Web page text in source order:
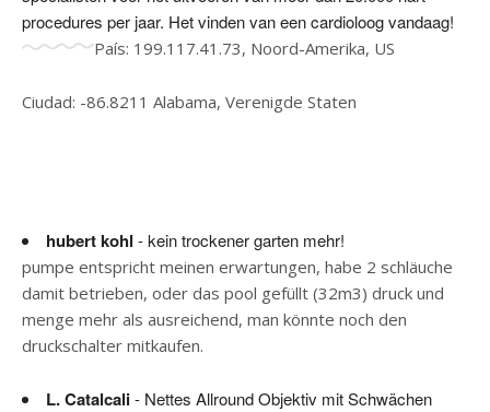
procedures per jaar. Het vinden van een cardioloog vandaag!
País: 199.117.41.73, Noord-Amerika, US
Ciudad: -86.8211 Alabama, Verenigde Staten
hubert kohl - kein trockener garten mehr!
pumpe entspricht meinen erwartungen, habe 2 schläuche
damit betrieben, oder das pool gefüllt (32m3) druck und
menge mehr als ausreichend, man könnte noch den
druckschalter mitkaufen.
L. Catalcali- Nettes Allround Objektiv mit Schwächen